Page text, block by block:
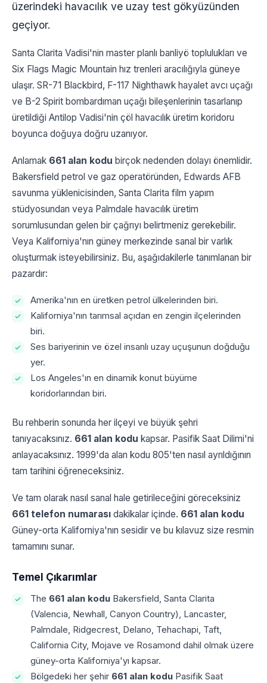
üzerindeki havacılık ve uzay test gökyüzünden
geçiyor.
Santa Clarita Vadisi'nin master planlı banliyö toplulukları ve
Six Flags Magic Mountain hız trenleri aracılığıyla güneye
ulaşır. SR-71 Blackbird, F-117 Nighthawk hayalet avcı uçağı
ve B-2 Spirit bombardıman uçağı bileşenlerinin tasarlanıp
üretildiği Antilop Vadisi'nin çöl havacılık üretim koridoru
boyunca doğuya doğru uzanıyor.
Anlamak 661 alan kodu birçok nedenden dolayı önemlidir.
Bakersfield petrol ve gaz operatöründen, Edwards AFB
savunma yüklenicisinden, Santa Clarita film yapım
stüdyosundan veya Palmdale havacılık üretim
sorumlusundan gelen bir çağrıyı belirtmeniz gerekebilir.
Veya Kaliforniya'nın güney merkezinde sanal bir varlık
oluşturmak isteyebilirsiniz. Bu, aşağıdakilerle tanımlanan bir
pazardır:
Amerika'nın en üretken petrol ülkelerinden biri.
Kaliforniya'nın tarımsal açıdan en zengin ilçelerinden
biri.
Ses bariyerinin ve özel insanlı uzay uçuşunun doğduğu
yer.
Los Angeles'ın en dinamik konut büyüme
koridorlarından biri.
Bu rehberin sonunda her ilçeyi ve büyük şehri
tanıyacaksınız. 661 alan kodu kapsar. Pasifik Saat Dilimi'ni
anlayacaksınız. 1999'da alan kodu 805'ten nasıl ayrıldığının
tam tarihini öğreneceksiniz.
Ve tam olarak nasıl sanal hale getirileceğini göreceksiniz
661 telefon numarası dakikalar içinde. 661 alan kodu
Güney-orta Kaliforniya'nın sesidir ve bu kılavuz size resmin
tamamını sunar.
Temel Çıkarımlar
The 661 alan kodu Bakersfield, Santa Clarita
(Valencia, Newhall, Canyon Country), Lancaster,
Palmdale, Ridgecrest, Delano, Tehachapi, Taft,
California City, Mojave ve Rosamond dahil olmak üzere
güney-orta Kaliforniya'yı kapsar.
Bölgedeki her şehir 661 alan kodu Pasifik Saat